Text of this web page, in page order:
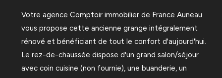
Votre agence Comptoir immobilier de France Auneau
vous propose cette ancienne grange intégralement
rénové et bénéficiant de tout le confort d'aujourd'hui.
Le rez-de-chaussée dispose d'un grand salon/séjour
avec coin cuisine (non fournie), une buanderie, un